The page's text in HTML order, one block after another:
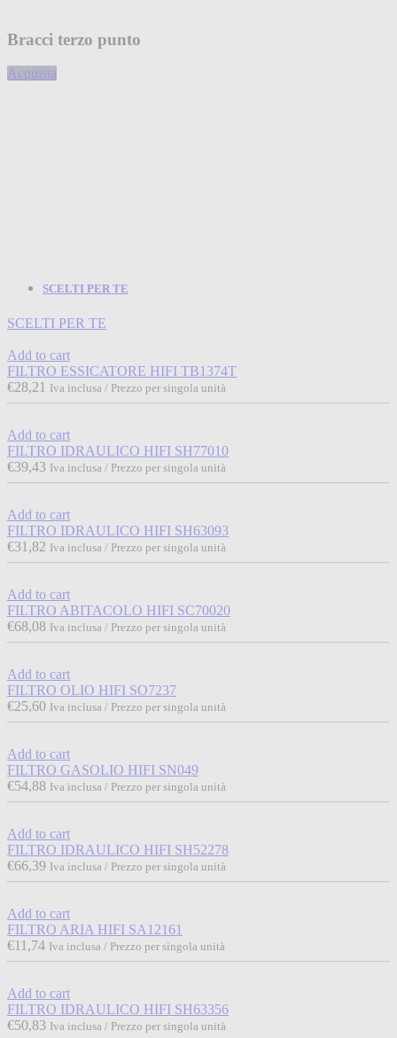
Bracci terzo punto
Acquista
SCELTI PER TE
SCELTI PER TE
Add to cart
FILTRO ESSICATORE HIFI TB1374T
€28,21 Iva inclusa / Prezzo per singola unità
Add to cart
FILTRO IDRAULICO HIFI SH77010
€39,43 Iva inclusa / Prezzo per singola unità
Add to cart
FILTRO IDRAULICO HIFI SH63093
€31,82 Iva inclusa / Prezzo per singola unità
Add to cart
FILTRO ABITACOLO HIFI SC70020
€68,08 Iva inclusa / Prezzo per singola unità
Add to cart
FILTRO OLIO HIFI SO7237
€25,60 Iva inclusa / Prezzo per singola unità
Add to cart
FILTRO GASOLIO HIFI SN049
€54,88 Iva inclusa / Prezzo per singola unità
Add to cart
FILTRO IDRAULICO HIFI SH52278
€66,39 Iva inclusa / Prezzo per singola unità
Add to cart
FILTRO ARIA HIFI SA12161
€11,74 Iva inclusa / Prezzo per singola unità
Add to cart
FILTRO IDRAULICO HIFI SH63356
€50,83 Iva inclusa / Prezzo per singola unità